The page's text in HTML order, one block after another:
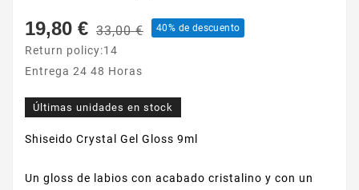
19,80 € 33,00 € 40% de descuento
Return policy:14
Entrega 24 48 Horas
Últimas unidades en stock
Shiseido Crystal Gel Gloss 9ml
Un gloss de labios con acabado cristalino y con un